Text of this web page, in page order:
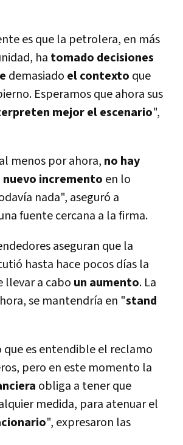
es que la petrolera, en más
ha tomado decisiones
demasiado el contexto que
Esperamos que ahora sus
mejor el escenario",
menos por ahora, no hay
nuevo incremento en lo
nada", aseguró a
fuente cercana a la firma.
aseguran que la
hasta hace pocos dí­as la
llevar a cabo un aumento. La
se mantendrí­a en "stand
que es entendible el reclamo
pero en este momento la
obliga a tener que
medida, para atenuar el
", expresaron las